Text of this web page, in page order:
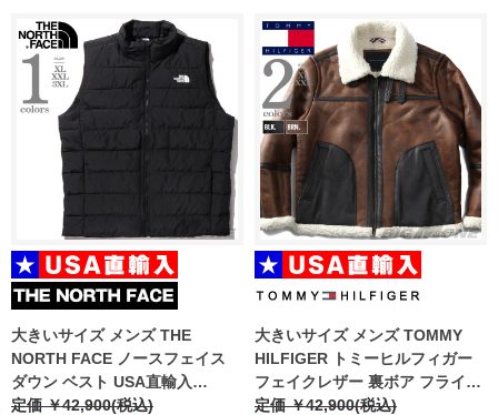
大きいサイズ メンズ THE
NORTH FACE ノースフェイス
ダウン ベスト USA直輸入
nf0a84ik-jk3
定価 ￥42,900(税込)
大きいサイズ メンズ TOMMY
HILFIGER トミーヒルフィガー
フェイクレザー 裏ボア フライト
ジャケット ジャケット B-3 ボマ
定価 ￥42,900(税込)